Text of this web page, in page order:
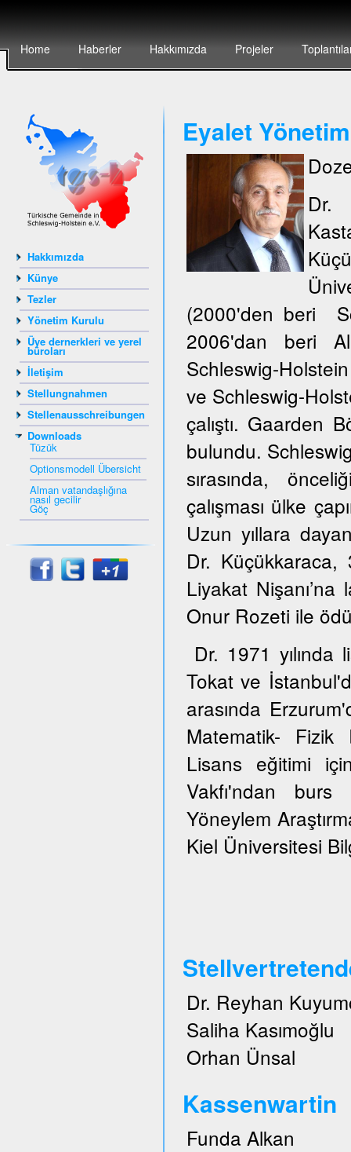
Home Haberler Hakkımızda Projeler
Hakkımızda
Künye
Tezler
Yönetim Kurulu
Üye dernerkleri ve yerel
büroları
İletişim
Stellungnahmen
Stellenausschreibungen
Downloads
Tüzük
Optionsmodell Übersicht
Alman vatandaşlığına
nasıl gecilir
Göç
Eyalet
Dr.
(2000'den beri
2006'dan beri
Schleswig-
ve Schleswig-
çalıştı. Gaarden
bulundu.
sırasında,
çalışması ülke
Uzun yıllara
Dr.
Liyakat
Onur Rozeti ile
Dr. 1971
Tokat ve
arasında
Matematik-
Lisans eğitimi
Vakfı'ndan burs
Yöneylem
Kiel Üniversitesi
Dr. Reyhan
Saliha Kasımoğlu
Orhan Ünsal
Kassenwartin
Funda Alkan